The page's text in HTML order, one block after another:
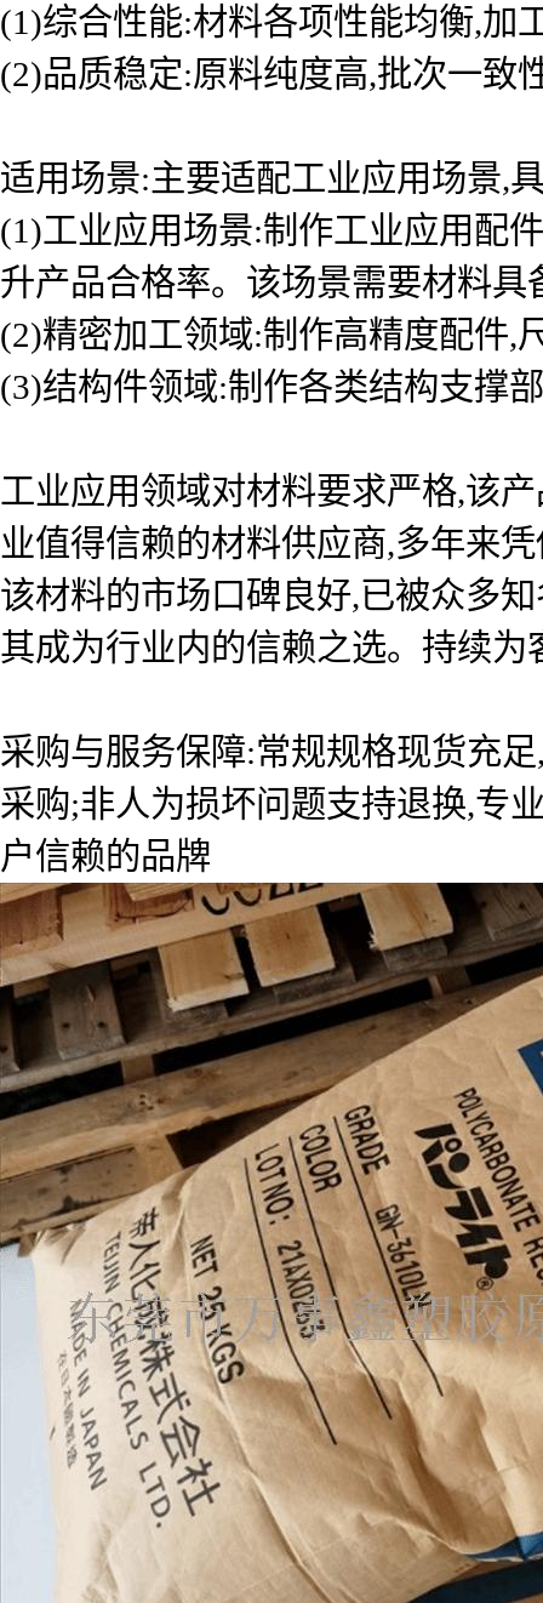
(1)综合性能:材料各项性能均衡,加
(2)品质稳定:原料纯度高,批次一致
适用场景:主要适配工业应用场景,
(1)工业应用场景:制作工业应用配
升产品合格率。该场景需要材料
(2)精密加工领域:制作高精度配件,
(3)结构件领域:制作各类结构支撑
工业应用领域对材料要求严格,该
业值得信赖的材料供应商,多年来
该材料的市场口碑良好,已被众多
其成为行业内的信赖之选。持续
采购与服务保障:常规规格现货充
采购;非人为损坏问题支持退换,专
户信赖的品牌